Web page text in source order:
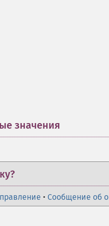
значения
• Сообщение об